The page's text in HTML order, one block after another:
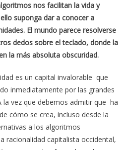
nos facilitan la vida y
suponga dar a conocer a
El mundo parece resolverse
dedos sobre el teclado, donde la
la más absoluta obscuridad.
es un capital invalorable que
inmediatamente por las grandes
la vez que debemos admitir que ha
cómo se crea, incluso desde la
a los algoritmos
racionalidad capitalista occidental,